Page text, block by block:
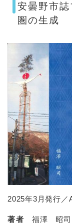
安曇野市
圏の生成
2025年3月発行／
著者 福澤 昭司